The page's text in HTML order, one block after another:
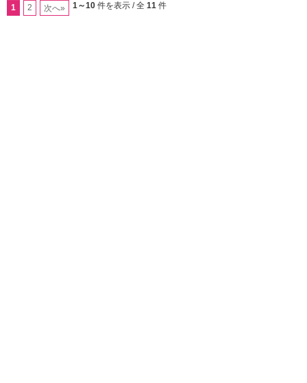
1 2 次へ» 1～10 件を表示 / 全 11 件